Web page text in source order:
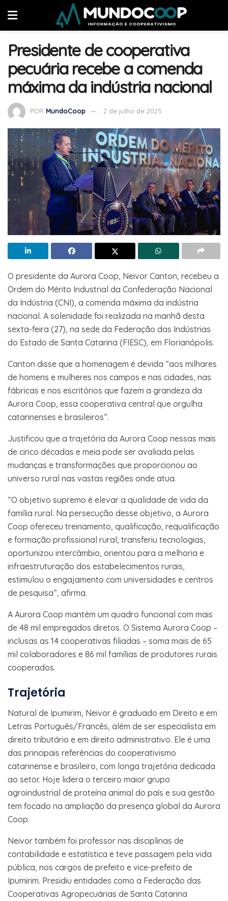
Presidente de cooperativa
pecuária recebe a comenda
máxima da indústria nacional
POR MundoCoop 2 de julho de 2025
O presidente da Aurora Coop, Neivor Canton, recebeu a
Ordem do Mérito Industrial da Confederação Nacional
da Indústria (CNI), a comenda máxima da indústria
nacional. A solenidade foi realizada na manhã desta
sexta-feira (27), na sede da Federação das Indústrias
do Estado de Santa Catarina (FIESC), em Florianópolis.
Canton disse que a homenagem é devida “aos milhares
de homens e mulheres nos campos e nas cidades, nas
fábricas e nos escritórios que fazem a grandeza da
Aurora Coop, essa cooperativa central que orgulha
catarinenses e brasileiros”.
Justificou que a trajetória da Aurora Coop nessas mais
de cinco décadas e meia pode ser avaliada pelas
mudanças e transformações que proporcionou ao
universo rural nas vastas regiões onde atua.
“O objetivo supremo é elevar a qualidade de vida da
família rural. Na persecução desse objetivo, a Aurora
Coop ofereceu treinamento, qualificação, requalificação
e formação profissional rural, transferiu tecnologias,
oportunizou intercâmbio, orientou para a melhoria e
infraestruturação dos estabelecimentos rurais,
estimulou o engajamento com universidades e centros
de pesquisa”, afirma.
A Aurora Coop mantém um quadro funcional com mais
de 48 mil empregados diretos. O Sistema Aurora Coop –
inclusas as 14 cooperativas filiadas – soma mais de 65
mil colaboradores e 86 mil famílias de produtores rurais
cooperados.
Trajetória
Natural de Ipumirim, Neivor é graduado em Direito e em
Letras Português/Francês, além de ser especialista em
direito tributário e em direito administrativo. Ele é uma
das principais referências do cooperativismo
catarinense e brasileiro, com longa trajetória dedicada
ao setor. Hoje lidera o terceiro maior grupo
agroindustrial de proteína animal do país e sua gestão
tem focado na ampliação da presença global da Aurora
Coop.
Neivor também foi professor nas disciplinas de
contabilidade e estatística e teve passagem pela vida
pública, nos cargos de prefeito e vice-prefeito de
Ipumirim. Presidiu entidades como a Federação das
Cooperativas Agropecuárias de Santa Catarina